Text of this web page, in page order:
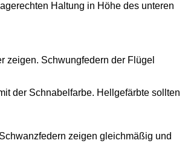
Haltung in Höhe des unteren
zeigen. Schwungfedern der Flügel
der Schnabelfarbe. Hellgefärbte sollten
zeigen gleichmäßig und